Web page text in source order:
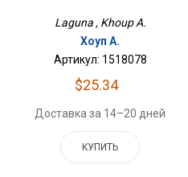
Laguna , Khoup A.
Хоуп А.
Артикул: 1518078
$25.34
Доставка за 14–20 дней
КУПИТЬ